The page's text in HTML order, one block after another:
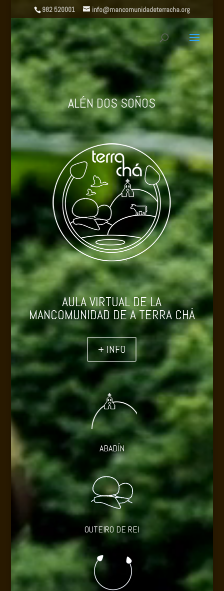
982 520001 info@mancomunidadeterracha.org
Reproductor
de
vídeo
ALÉN DOS SOÑOS
AULA VIRTUAL DE LA
MANCOMUNIDAD DE A TERRA CHÁ
+ INFO
ABADÍN
OUTEIRO DE REI